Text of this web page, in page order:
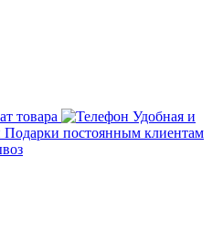
товара
Удобная и
Подарки постоянным клиентам